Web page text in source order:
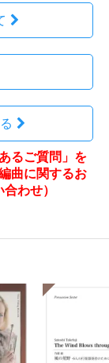
るご質問」を
曲に関するお
合わせ）